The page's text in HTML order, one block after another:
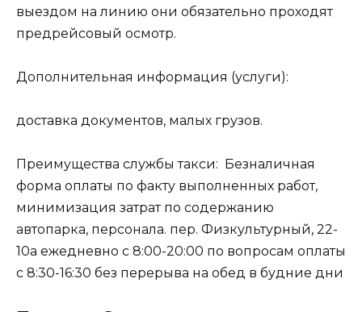
выездом на линию они обязательно проходят
предрейсовый осмотр.
Дополнительная информация (услуги):
доставка документов, малых грузов.
Преимущества службы такси: Безналичная
форма оплаты по факту выполненных работ,
минимизация затрат по содержанию
автопарка, персонала. пер. Физкультурный, 22-
10а ежедневно с 8:00-20:00 по вопросам оплаты
с 8:30-16:30 без перерыва на обед в будние дни